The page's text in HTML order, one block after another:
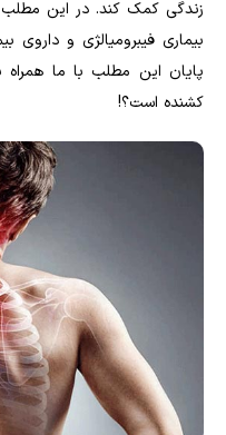
زندگی کمک کند. در این مطلب
بیماری فیبرومیالژی و داروی
پایان این مطلب با ما همراه
کشنده است؟!